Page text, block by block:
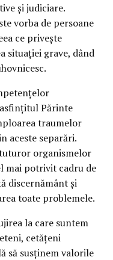
și judiciare.
vorba de persoane
ce privește
situației grave, dând
Părinte
traumelor
aceste separări.
organismelor
mai potrivit cadru de
discernământ și
toate problemele.
la care suntem
cetățeni
să susținem valorile